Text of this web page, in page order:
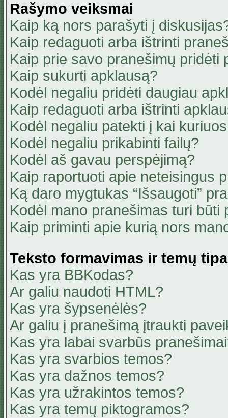
Rašymo veiksmai
Kaip ką nors parašyti į
Kaip redaguoti arba ištrinti
Kaip prie savo pranešimų pridėti
Kaip sukurti apklausą?
Kodėl negaliu pridėti daugiau
Kaip redaguoti arba ištrinti
Kodėl negaliu patekti į kai
Kodėl negaliu prikabinti failų?
Kodėl aš gavau perspėjimą?
Kaip raportuoti apie neteisingus
Ką daro mygtukas “Išsaugoti”
Kodėl mano pranešimas turi būti
Kaip priminti apie kurią nors
Teksto formavimas ir temų
Kas yra BBKodas?
Ar galiu naudoti HTML?
Kas yra šypsenėlės?
Ar galiu į pranešimą įtraukti
Kas yra labai svarbūs
Kas yra svarbios temos?
Kas yra dažnos temos?
Kas yra užrakintos temos?
Kas yra temų piktogramos?